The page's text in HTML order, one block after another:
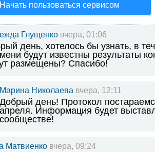
Начать пользоваться сервисом
Глущенко вчера, 01:06
день, хотелось бы узнать, в
будут известны результаты
размещены? Спасибо!
Марина Николаева вчера, 12:11
Добрый день! Протокол
апреля. Информация будет
сообществе!
Матвиенко вчера, 09:24